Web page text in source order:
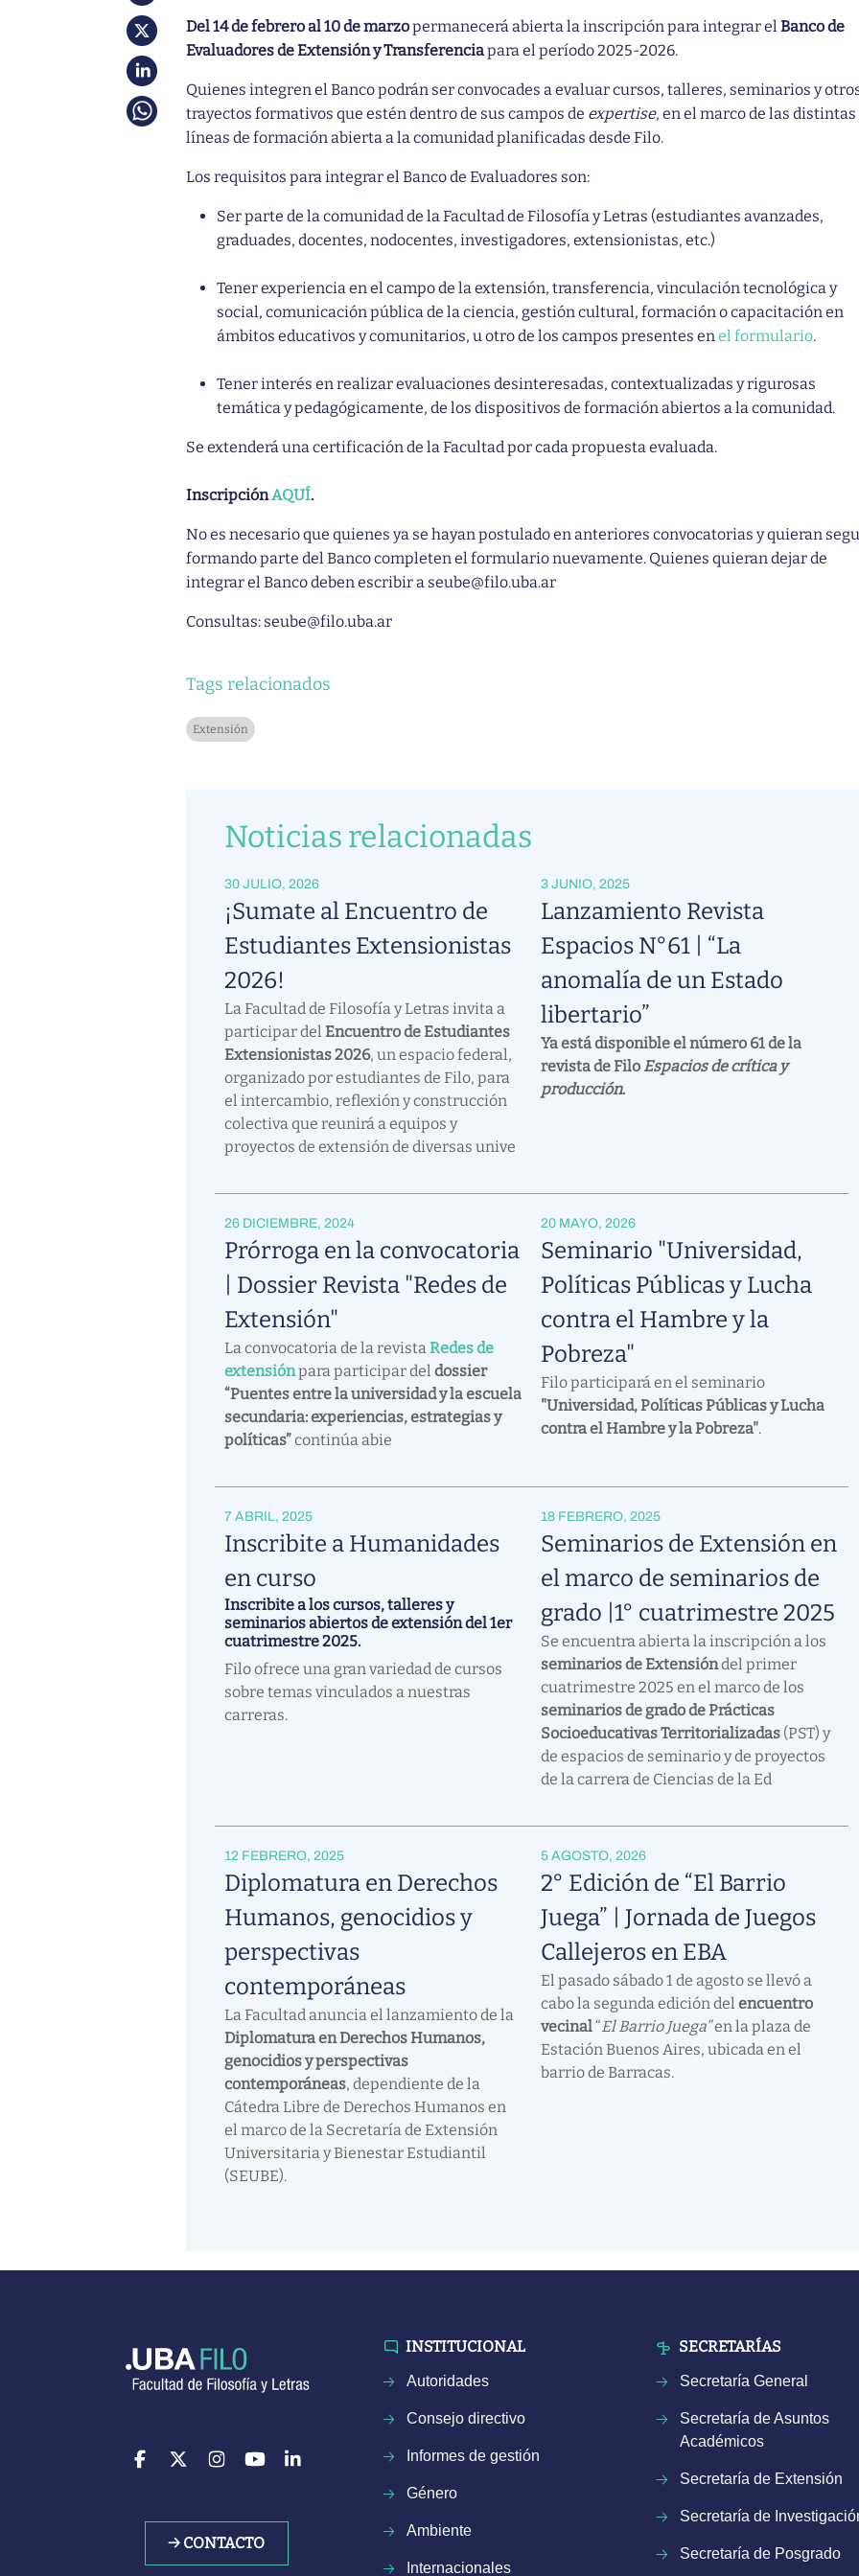
Del 14 de febrero al 10 de marzopermanecerá abierta la inscripción para integrar elBanco de
Evaluadores de Extensión y Transferenciapara el período 2025-2026.
Quienes integren el Banco podrán ser convocades a evaluar cursos, talleres, seminarios y
trayectos formativos que estén dentro de sus campos de expertise, en el marco de las distintas
líneas de formación abierta a la comunidad planificadas desde Filo.
Los requisitos para integrar el Banco de Evaluadores son:
Ser parte de la comunidad de la Facultad de Filosofía y Letras (estudiantes avanzades,
graduades, docentes, nodocentes, investigadores, extensionistas, etc.)
Tener experiencia en el campo de la extensión, transferencia, vinculación tecnológica y
social, comunicación pública de la ciencia, gestión cultural, formación o capacitación en
ámbitos educativos y comunitarios, u otro de los campos presentes enel formulario.
Tener interés en realizar evaluaciones desinteresadas, contextualizadas y rigurosas
temática y pedagógicamente, de los dispositivos de formación abiertos a la comunidad.
Se extenderá una certificación de la Facultad por cada propuesta evaluada.
InscripciónAQUÍ.
No es necesario que quienes ya se hayan postulado en anteriores convocatorias y quieran
formando parte del Banco completen el formulario nuevamente. Quienes quieran dejar de
integrar el Banco deben escribir a seube@filo.uba.ar
Consultas: seube@filo.uba.ar
Tags relacionados
Extensión
Noticias relacionadas
30 JULIO, 2026
¡Sumate al Encuentro de
Estudiantes Extensionistas
2026!
La Facultad de Filosofía y Letras invita a
participar del Encuentro de Estudiantes
Extensionistas 2026, un espacio federal,
organizado por estudiantes de Filo, para
el intercambio, reflexión y construcción
colectiva que reunirá a equipos y
proyectos de extensión de diversas unive
3 JUNIO, 2025
Lanzamiento Revista
Espacios N°61 | “La
anomalía de un Estado
libertario”
Ya está disponible el número 61 de la
revista de FiloEspacios de crítica y
producción.
26 DICIEMBRE, 2024
Prórroga en la convocatoria
| Dossier Revista "Redes de
Extensión"
La convocatoria de la revistaRedes de
extensiónpara participar del dossier
“Puentes entre la universidad y la escuela
secundaria: experiencias, estrategias y
políticas”continúa abie
20 MAYO, 2026
Seminario "Universidad,
Políticas Públicas y Lucha
contra el Hambre y la
Pobreza"
Filo participará en el seminario
"Universidad, Políticas Públicas y Lucha
contra el Hambre y la Pobreza".
7 ABRIL, 2025
Inscribite a Humanidades
en curso
Inscribite a los cursos, talleres y
seminarios abiertos de extensión del 1er
cuatrimestre 2025.
Filo ofrece una gran variedad de cursos
sobre temas vinculados a nuestras
carreras.
18 FEBRERO, 2025
Seminarios de Extensión en
el marco de seminarios de
grado |1° cuatrimestre 2025
Se encuentra abierta la inscripción a los
seminarios de Extensióndel primer
cuatrimestre 2025 en el marco de los
seminarios de grado de Prácticas
Socioeducativas Territorializadas (PST) y
de espacios de seminario y de proyectos
de la carrera de Ciencias de la Ed
12 FEBRERO, 2025
Diplomatura en Derechos
Humanos, genocidios y
perspectivas
contemporáneas
La Facultad anuncia el lanzamiento de la
Diplomatura en Derechos Humanos,
genocidios y perspectivas
contemporáneas, dependiente de la
Cátedra Libre de Derechos Humanos en
el marco de la Secretaría de Extensión
Universitaria y Bienestar Estudiantil
(SEUBE).
5 AGOSTO, 2026
2° Edición de “El Barrio
Juega” | Jornada de Juegos
Callejeros en EBA
El pasado sábado 1 de agosto se llevó a
cabo la segunda edición delencuentro
vecinal“El Barrio Juega”en la plaza de
Estación Buenos Aires, ubicada en el
barrio de Barracas.
→ CONTACTO
INSTITUCIONAL
Autoridades
Consejo directivo
Informes de gestión
Género
Ambiente
Internacionales
SECRETARÍAS
Secretaría General
Secretaría de Asuntos
Académicos
Secretaría de Extensión
Secretaría de
Secretaría de Posgrado